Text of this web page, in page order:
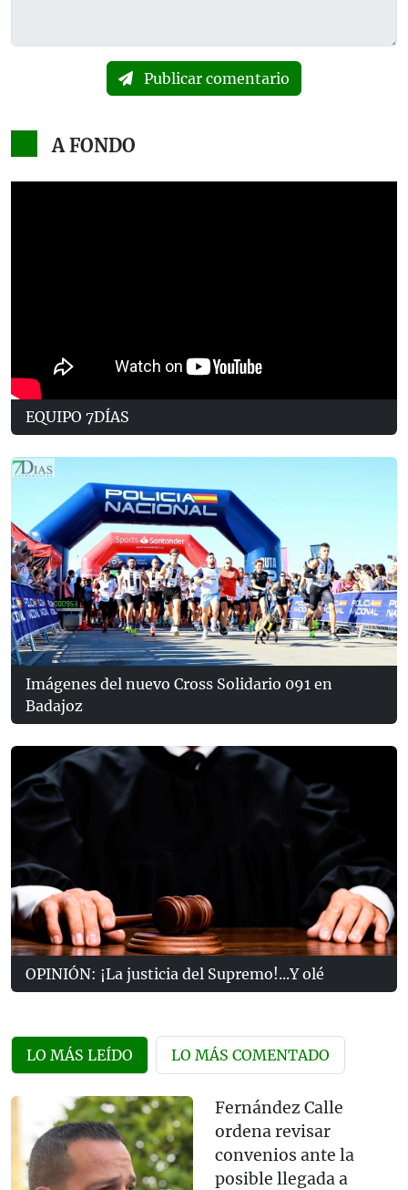
Publicar comentario
A FONDO
EQUIPO 7DÍAS
Imágenes del nuevo Cross Solidario 091 en
Badajoz
OPINIÓN: ¡La justicia del Supremo!...Y olé
LO MÁS LEÍDO LO MÁS COMENTADO
Fernández Calle
ordena revisar
convenios ante la
posible llegada a